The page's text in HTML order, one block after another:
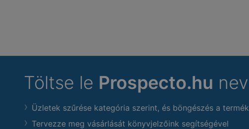
Töltse le Prospecto.hu
Üzletek szűrése kategória szerint, és böngészés a
Tervezze meg vásárlását könyvjelzőink segítségével